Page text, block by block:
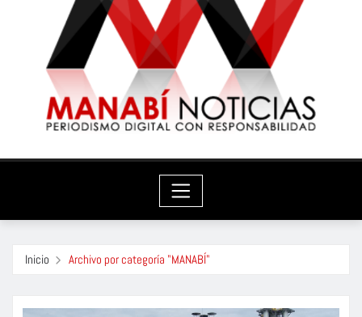
Inicio Archivo por categoría "MANABÍ"